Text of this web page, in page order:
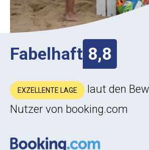
Fabelhaft 8,8
EXZELLENTE LAGE
laut den
Nutzer von booking.com